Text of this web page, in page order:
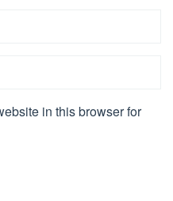
in this browser for